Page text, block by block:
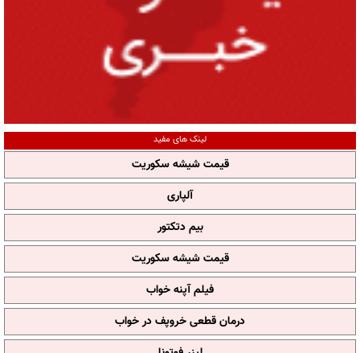
لینک های مفید
قیمت شیشه سکوریت
آلپاری
بیم دتکتور
قیمت شیشه سکوریت
فیلم آپنه خواب
درمان قطعی خروپف در خواب